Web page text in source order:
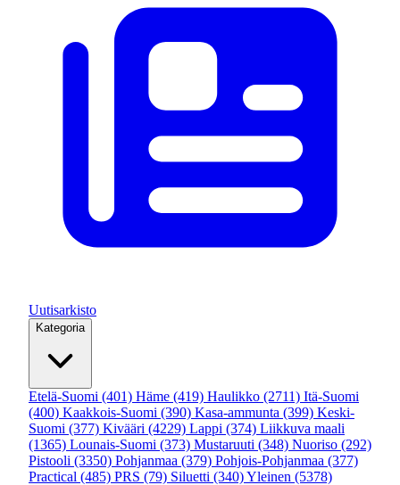
Uutisarkisto
Kategoria
Etelä-Suomi (401) Häme (419) Haulikko (2711) Itä-Suomi
(400) Kaakkois-Suomi (390) Kasa-ammunta (399) Keski-
Suomi (377) Kivääri (4229) Lappi (374) Liikkuva maali
(1365) Lounais-Suomi (373) Mustaruuti (348) Nuoriso (292)
Pistooli (3350) Pohjanmaa (379) Pohjois-Pohjanmaa (377)
Practical (485) PRS (79) Siluetti (340)Yleinen (5378)